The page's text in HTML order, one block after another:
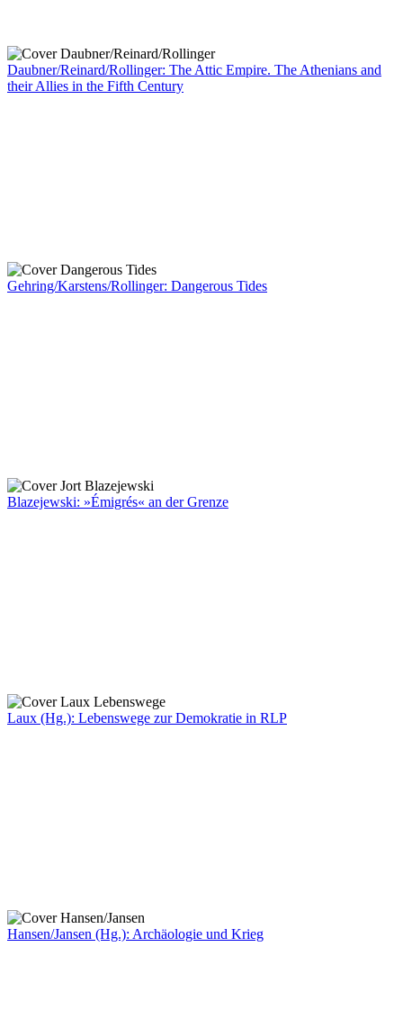
Daubner/Reinard/Rollinger: The Attic Empire. The Athenians and
their Allies in the Fifth Century
Gehring/Karstens/Rollinger: Dangerous Tides
Blazejewski: »Émigrés« an der Grenze
Laux (Hg.): Lebenswege zur Demokratie in RLP
Hansen/Jansen (Hg.): Archäologie und Krieg